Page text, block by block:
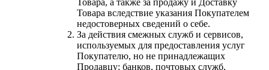
Товара вследствие указания Покупателем
недостоверных сведений о себе.
За действия смежных служб и сервисов,
используемых для предоставления услуг
Покупателю, но не принадлежащих
Продавцу: банков, почтовых служб,